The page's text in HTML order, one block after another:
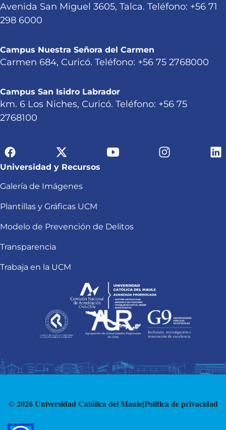
Avenida San Miguel 3605, Talca. Teléfono: +56 71
298 6000
Campus Nuestra Señora del Carmen
Carmen 684, Curicó. Teléfono: +56 75 2768000
Campus San Isidro Labrador
km. 6 Los Niches, Curicó. Teléfono: +56 75
2768100
Universidad y Recursos
Galería de Imágenes
Plantillas y Gráficas UCM
Modelo de Prevención de Delitos
Transparencia
Trabaja en la UCM
© 2026 Universidad Católica del Maule|Política de privacidad